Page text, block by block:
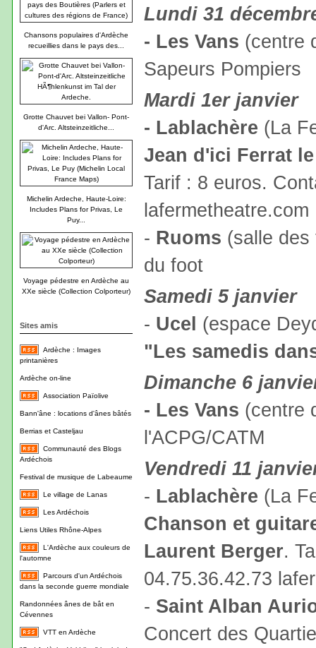
Chansons populaires d'Ardèche
recueillies dans le pays des...
Grotte Chauvet bei Vallon- Pont-
d'Arc. Altsteinzeitliche...
Michelin Ardeche, Haute-Loire:
Includes Plans for Privas, Le
Puy...
Voyage pédestre en Ardèche au
XXe siècle (Collection Colporteur)
Sites amis
Ardèche : Images
printanières
Ardèche on-line
Association Païolive
Bann'âne : locations d'ânes bâtés
Berrias et Casteljau
Communauté des Blogs
Ardéchois
Festival de musique de Labeaume
Le village de Lanas
Les Ardéchois
Liens Utiles Rhône-Alpes
L'Ardèche aux couleurs de
l'automne
Parcours d'un Ardéchois
dans la seconde guerre mondiale
Randonnées ânes de bât en
Cévennes
VTT en Ardèche
Lundi 31
- Les Vans (centre
Sapeurs Pompiers
Mardi 1er janvier
- Lablachère (La
Jean d'ici Ferrat
Tarif : 8 euros.
lafermetheatre.com
- Ruoms (salle
du foot
Samedi 5 janvier
- Ucel (espace
"Les samedis
Dimanche 6
- Les Vans (centre
l'ACPG/CATM
Vendredi 11
- Lablachère (La
Chanson et
Laurent Berger.
04.75.36.42.73
- Saint Alban
Concert des